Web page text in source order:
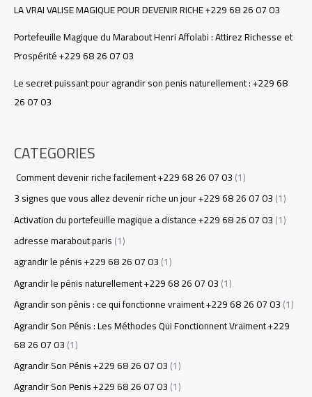
LA VRAI VALISE MAGIQUE POUR DEVENIR RICHE +229 68 26 07 03
Portefeuille Magique du Marabout Henri Affolabi : Attirez Richesse et
Prospérité +229 68 26 07 03
Le secret puissant pour agrandir son penis naturellement : +229 68
26 07 03
CATEGORIES
Comment devenir riche facilement +229 68 26 07 03(1)
3 signes que vous allez devenir riche un jour +229 68 26 07 03(1)
Activation du portefeuille magique a distance +229 68 26 07 03(1)
adresse marabout paris(1)
agrandir le pénis +229 68 26 07 03(1)
Agrandir le pénis naturellement +229 68 26 07 03(1)
Agrandir son pénis : ce qui fonctionne vraiment +229 68 26 07 03(1)
Agrandir Son Pénis : Les Méthodes Qui Fonctionnent Vraiment +229
68 26 07 03(1)
Agrandir Son Pénis +229 68 26 07 03(1)
Agrandir Son Penis +229 68 26 07 03(1)